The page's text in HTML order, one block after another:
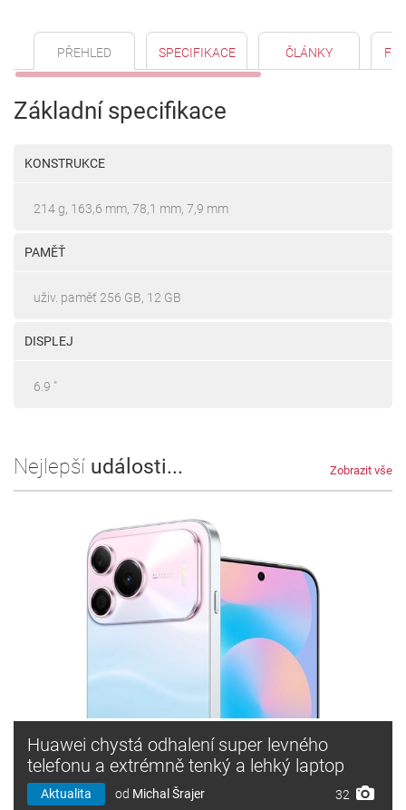
PŘEHLED SPECIFIKACE ČLÁNKY
Základní specifikace
KONSTRUKCE
214 g, 163,6 mm, 78,1 mm, 7,9 mm
PAMĚŤ
uživ. paměť 256 GB, 12 GB
DISPLEJ
6.9 "
Nejlepší události... Zobrazit vše
Huawei chystá odhalení super levného
telefonu a extrémně tenký a lehký laptop
Aktualita od Michal Šrajer 32